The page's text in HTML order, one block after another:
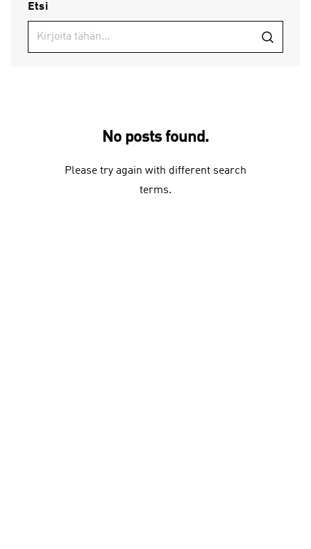
Etsi
No posts found.
Please try again with different search
terms.